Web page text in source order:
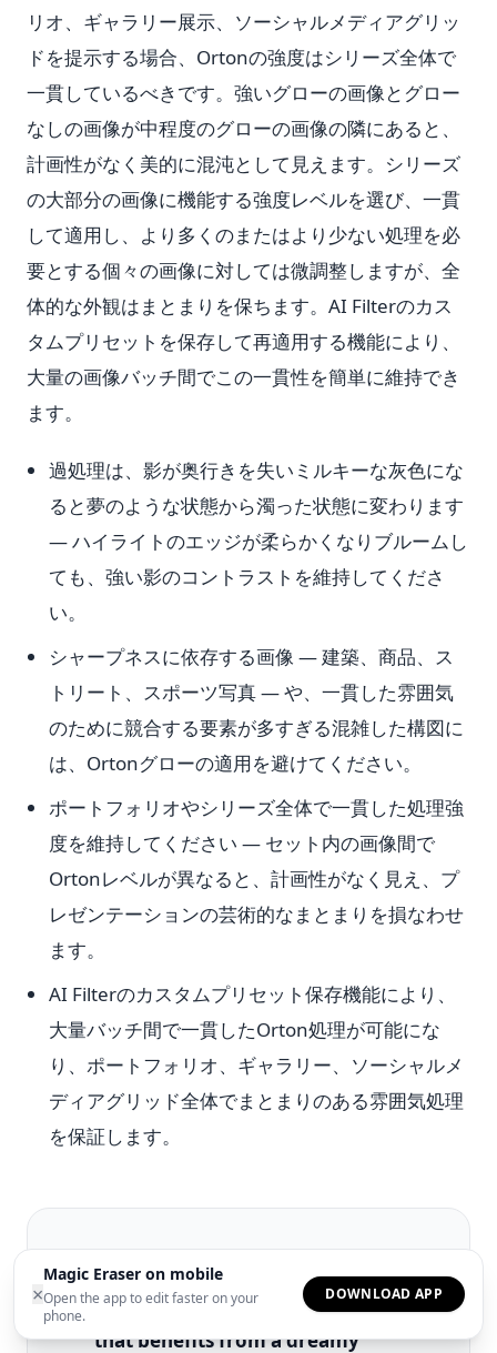
×
Magic Eraser on mobile
Open the app to edit faster on your
phone.
DOWNLOAD APP
リオ、ギャラリー展示、ソーシャルメディアグリッ
ドを提示する場合、Ortonの強度はシリーズ全体で
一貫しているべきです。強いグローの画像とグロー
なしの画像が中程度のグローの画像の隣にあると、
計画性がなく美的に混沌として見えます。シリーズ
の大部分の画像に機能する強度レベルを選び、一貫
して適用し、より多くのまたはより少ない処理を必
要とする個々の画像に対しては微調整しますが、全
体的な外観はまとまりを保ちます。AI Filterのカス
タムプリセットを保存して再適用する機能により、
大量の画像バッチ間でこの一貫性を簡単に維持でき
ます。
過処理は、影が奥行きを失いミルキーな灰色にな
ると夢のような状態から濁った状態に変わります
— ハイライトのエッジが柔らかくなりブルームし
ても、強い影のコントラストを維持してくださ
い。
シャープネスに依存する画像 — 建築、商品、ス
トリート、スポーツ写真 — や、一貫した雰囲気
のために競合する要素が多すぎる混雑した構図に
は、Ortonグローの適用を避けてください。
ポートフォリオやシリーズ全体で一貫した処理強
度を維持してください — セット内の画像間で
Ortonレベルが異なると、計画性がなく見え、プ
レゼンテーションの芸術的なまとまりを損なわせ
ます。
AI Filterのカスタムプリセット保存機能により、
大量バッチ間で一貫したOrton処理が可能にな
り、ポートフォリオ、ギャラリー、ソーシャルメ
ディアグリッド全体でまとまりのある雰囲気処理
を保証します。
How to do it
1
Select a landscape or nature photo
that benefits from a dreamy